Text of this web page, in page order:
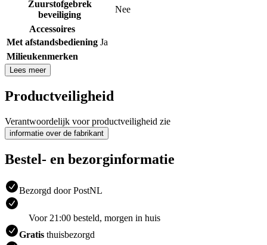
Zuurstofgebrek
beveiliging
Nee
Accessoires
Met afstandsbediening Ja
Milieukenmerken
Lees meer
Productveiligheid
Verantwoordelijk voor productveiligheid zie
informatie over de fabrikant
Bestel- en bezorginformatie
Bezorgd door PostNL
Voor 21:00 besteld, morgen in huis
Gratis thuisbezorgd